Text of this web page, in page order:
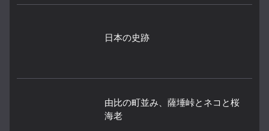
日本の史跡
由比の町並み、薩埵峠とネコと桜
海老